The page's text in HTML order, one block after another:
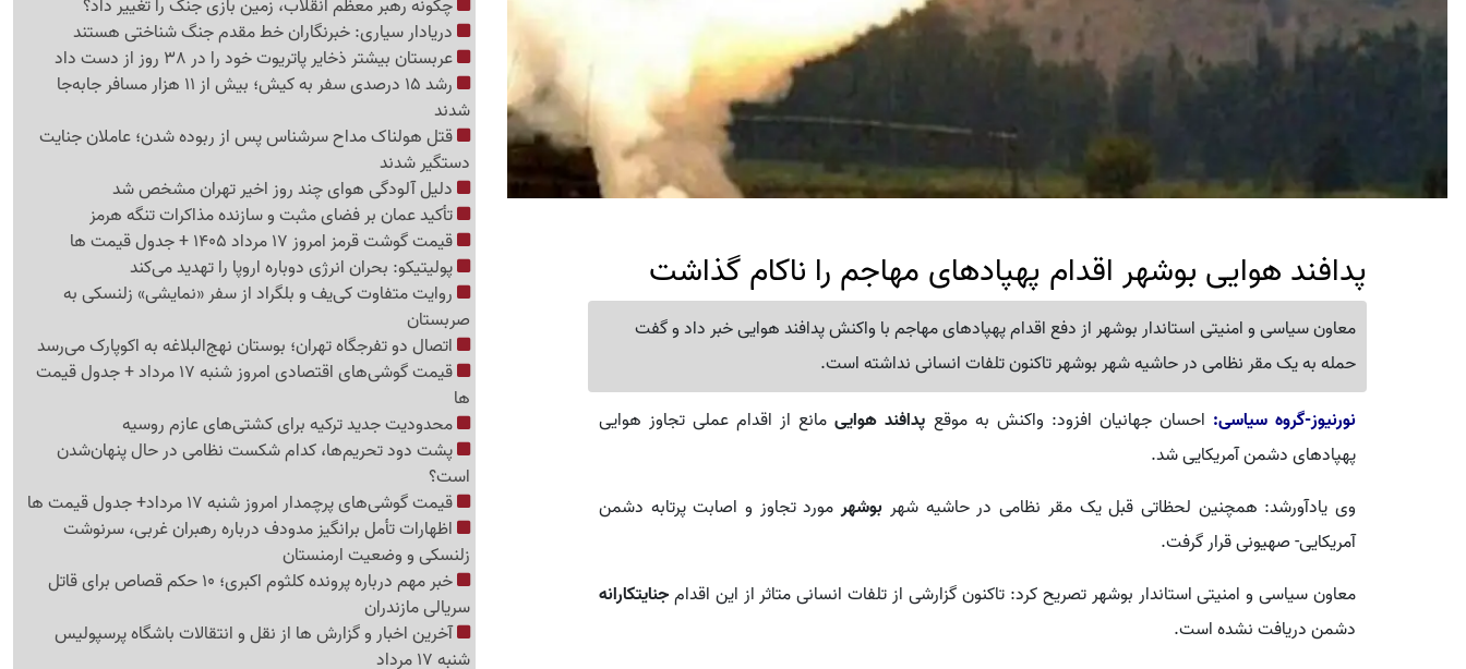
پدافند هوایی بوشهر اقدام پهپادهای مهاجم را ناکام گذاشت
معاون سیاسی و امنیتی استاندار بوشهر از دفع اقدام پهپادهای مهاجم با واکنش پدافند هوایی خبر داد و گفت
حمله به یک مقر نظامی در حاشیه شهر بوشهر تاکنون تلفات انسانی نداشته است.
نورنیوز-گروه سیاسی: احسان جهانیان افزود: واکنش به موقع پدافند هواییمانع از اقدام عملی تجاوز هوایی
پهپادهای دشمن آمریکایی شد.
وی یادآورشد: همچنین لحظاتی قبل یک مقر نظامی در حاشیه شهر بوشهر مورد تجاوز و اصابت پرتابه دشمن
آمریکایی- صهیونی قرار گرفت.
معاون سیاسی و امنیتی استاندار بوشهر تصریح کرد: تاکنون گزارشی از تلفات انسانی متاثر از این اقدامجنایتکارانه
دشمن دریافت نشده است‌.
چگونه رهبر معظم انقلاب، زمین بازی جنگ را تغییر داد؟
دریادار سیاری: خبرنگاران خط مقدم جنگ شناختی هستند
عربستان بیشتر ذخایر پاتریوت خود را در 38 روز از دست داد
رشد 15 درصدی سفر به کیش؛ بیش از 11 هزار مسافر جابه‌جا
شدند
قتل هولناک مداح سرشناس پس از ربوده شدن؛ عاملان جنایت
دستگیر شدند
دلیل آلودگی هوای چند روز اخیر تهران مشخص شد
تأکید عمان بر فضای مثبت و سازنده مذاکرات تنگه هرمز
قیمت گوشت قرمز امروز 17 مرداد 1405 + جدول قیمت ها
پولیتیکو: بحران انرژی دوباره اروپا را تهدید می‌کند
روایت متفاوت کی‌یف و بلگراد از سفر «نمایشی» زلنسکی به
صربستان
اتصال دو تفرجگاه تهران؛ بوستان نهج‌البلاغه به اکوپارک می‌رسد
قیمت گوشی‌های اقتصادی امروز شنبه 17 مرداد + جدول قیمت
ها
محدودیت جدید ترکیه برای کشتی‌های عازم روسیه
پشت دود تحریم‌ها، کدام شکست نظامی در حال پنهان‌شدن
است؟
قیمت گوشی‌های پرچمدار امروز شنبه 17 مرداد+ جدول قیمت ها
اظهارات تأمل برانگیز مدودف درباره رهبران غربی، سرنوشت
زلنسکی و وضعیت ارمنستان
خبر مهم درباره پرونده کلثوم اکبری؛ 10 حکم قصاص برای قاتل
سریالی مازندران
آخرین اخبار و گزارش ها از نقل و انتقالات باشگاه پرسپولیس
شنبه 17 مرداد